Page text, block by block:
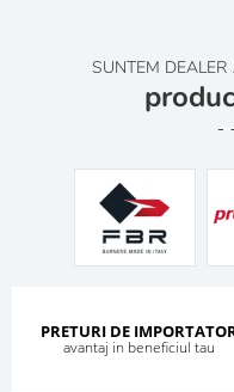
SUNTEM DEALER
PRETURI DE
avantaj in beneficiul tau